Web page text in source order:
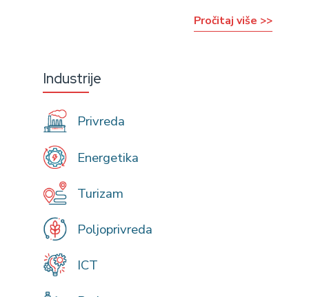
Pročitaj više >>
Industrije
Privreda
Energetika
Turizam
Poljoprivreda
ICT